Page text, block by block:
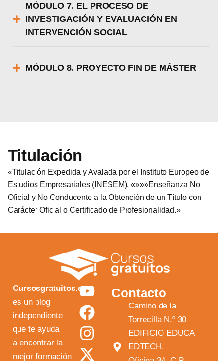
MÓDULO 7. EL PROCESO DE
INVESTIGACIÓN Y EVALUACIÓN EN
INTERVENCIÓN SOCIAL
MÓDULO 8. PROYECTO FIN DE MÁSTER
Titulación
«Titulación Expedida y Avalada por el Instituto Europeo de
Estudios Empresariales (INESEM). «»»»Enseñanza No
Oficial y No Conducente a la Obtención de un Título con
Carácter Oficial o Certificado de Profesionalidad.»
Cursosgratuitos.es
es un blog
independiente
que te ayuda
a encontrar la
mejor formación
Y
o
u
t
u
F
a
c
e
b
I
n
s
t
a
X
-
t
w
i
Contacto
Camino de la
Torrecilla N.º 30
EDIFICIO EDUCA
EDTECH,